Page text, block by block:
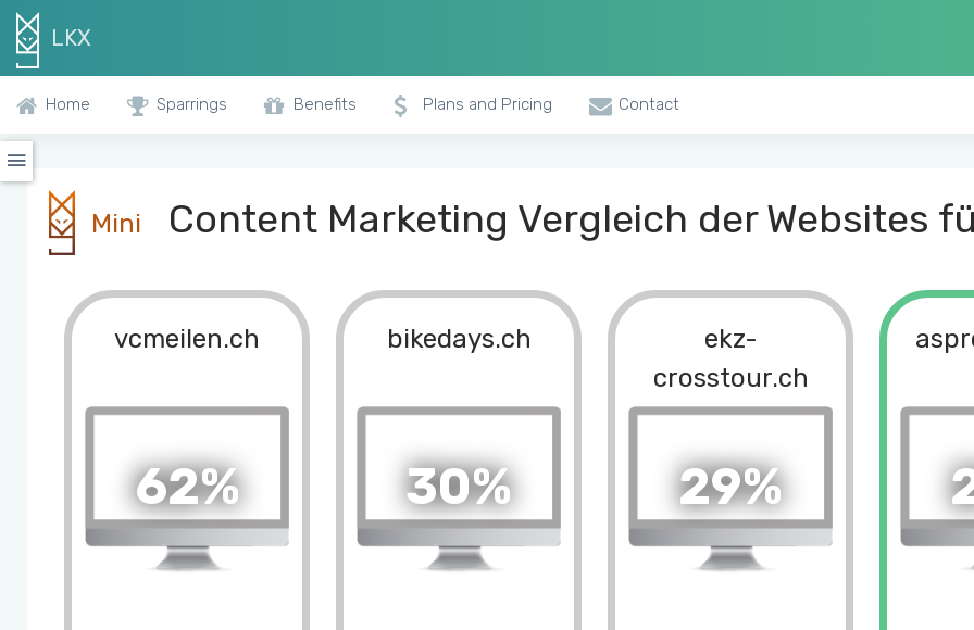
LKX
Home Sparrings Benefits Plans and Pricing Contact
Mini Content Marketing Vergleich der Websites
vcmeilen.ch
62%
bikedays.ch
30%
ekz-
crosstour.ch
29%